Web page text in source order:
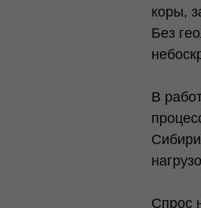
коры,
Без
В
Спрос